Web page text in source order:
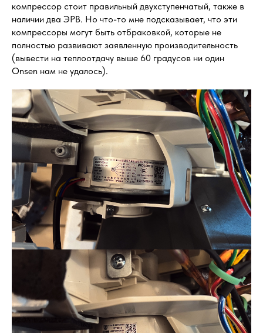
компрессор стоит правильный двухступенчатый, также в
наличии два ЭРВ. Но что-то мне подсказывает, что эти
компрессоры могут быть отбраковкой, которые не
полностью развивают заявленную производительность
(вывести на теплоотдачу выше 60 градусов ни один
Onsen нам не удалось).